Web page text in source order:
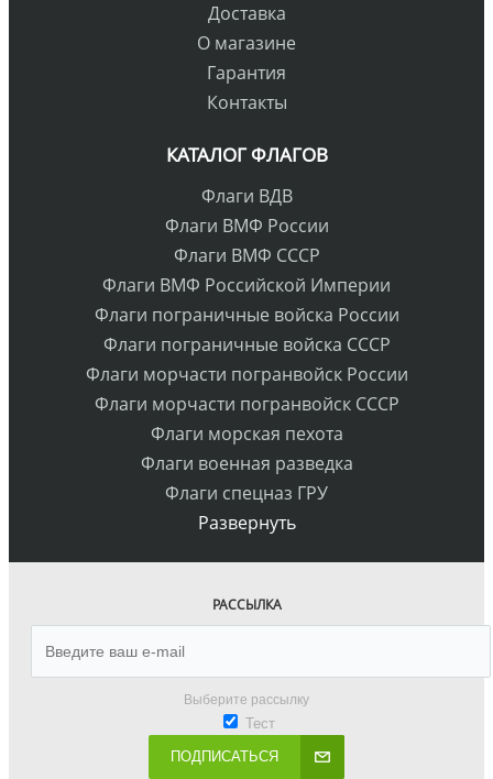
Доставка
О магазине
Гарантия
Контакты
КАТАЛОГ ФЛАГОВ
Флаги ВДВ
Флаги ВМФ России
Флаги ВМФ СССР
Флаги ВМФ Российской Империи
Флаги пограничные войска России
Флаги пограничные войска СССР
Флаги морчасти погранвойск России
Флаги морчасти погранвойск СССР
Флаги морская пехота
Флаги военная разведка
Флаги спецназ ГРУ
Развернуть
РАССЫЛКА
Выберите рассылку
Тест
ПОДПИСАТЬСЯ